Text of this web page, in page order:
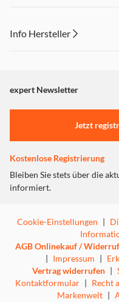
Info Hersteller
"Marketing".
Einstellungen anpassen
expert Newsletter
Jetzt
Kostenlose Registrierung
Bleiben Sie stets über die
informiert.
Cookie-Einstellungen |
AGB Onlinekauf /
| Impressum |
Vertrag widerrufen |
Kontaktformular | Recht
Markenwelt |